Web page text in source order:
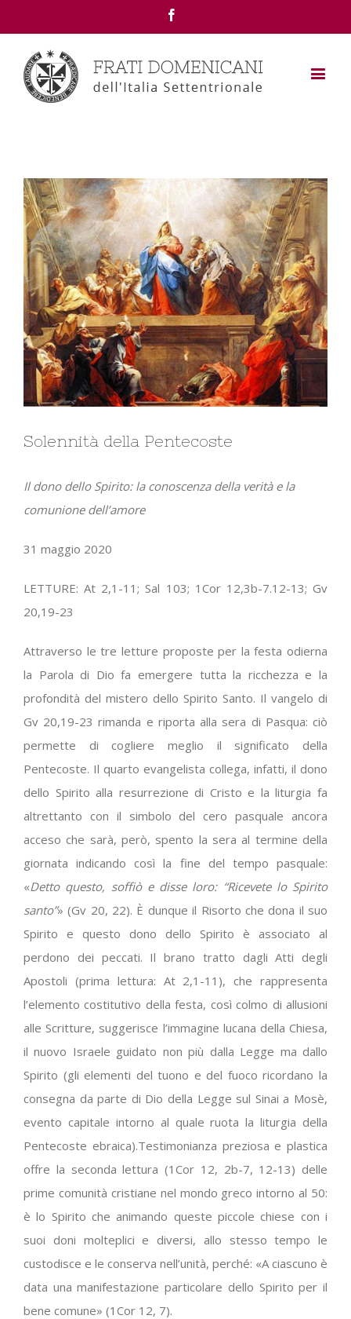
View
Larger
Image
Solennità della Pentecoste
Il dono dello Spirito: la conoscenza della verità e la
comunione dell’amore
31 maggio 2020
LETTURE: At 2,1-11; Sal 103; 1Cor 12,3b-7.12-13; Gv
20,19-23
Attraverso le tre letture proposte per la festa odierna
la Parola di Dio fa emergere tutta la ricchezza e la
profondità del mistero dello Spirito Santo. Il vangelo di
Gv 20,19-23 rimanda e riporta alla sera di Pasqua: ciò
permette di cogliere meglio il significato della
Pentecoste. Il quarto evangelista collega, infatti, il dono
dello Spirito alla resurrezione di Cristo e la liturgia fa
altrettanto con il simbolo del cero pasquale ancora
acceso che sarà, però, spento la sera al termine della
giornata indicando così la fine del tempo pasquale:
«Detto questo, soffiò e disse loro: “Ricevete lo Spirito
santo”» (Gv 20, 22). È dunque il Risorto che dona il suo
Spirito e questo dono dello Spirito è associato al
perdono dei peccati. Il brano tratto dagli Atti degli
Apostoli (prima lettura: At 2,1-11), che rappresenta
l’elemento costitutivo della festa, così colmo di allusioni
alle Scritture, suggerisce l’immagine lucana della Chiesa,
il nuovo Israele guidato non più dalla Legge ma dallo
Spirito (gli elementi del tuono e del fuoco ricordano la
consegna da parte di Dio della Legge sul Sinai a Mosè,
evento capitale intorno al quale ruota la liturgia della
Pentecoste ebraica).Testimonianza preziosa e plastica
offre la seconda lettura (1Cor 12, 2b-7, 12-13) delle
prime comunità cristiane nel mondo greco intorno al 50:
è lo Spirito che animando queste piccole chiese con i
suoi doni molteplici e diversi, allo stesso tempo le
custodisce e le conserva nell’unità, perché: «A ciascuno è
data una manifestazione particolare dello Spirito per il
bene comune» (1Cor 12, 7).